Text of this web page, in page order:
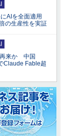
にAIを全面適用
の生産性を実証
来か 中国
Claude Fable超